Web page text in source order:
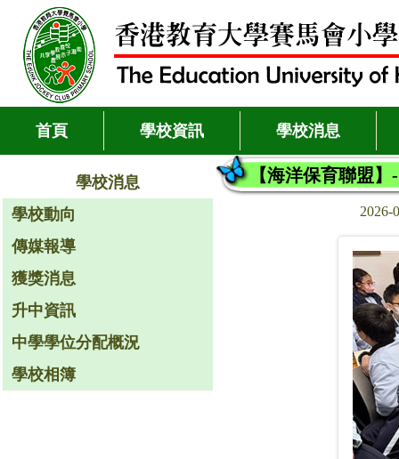
首頁 學校資訊 學校消息
學校消息
學校動向
傳媒報導
獲獎消息
升中資訊
中學學位分配概況
學校相簿
【海洋保育聯盟
2026-